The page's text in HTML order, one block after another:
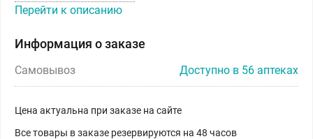
Перейти к описанию
Информация о заказе
Самовывоз Доступно в 56 аптеках
Цена актуальна при заказе на сайте
Все товары в заказе резервируются на 48 часов